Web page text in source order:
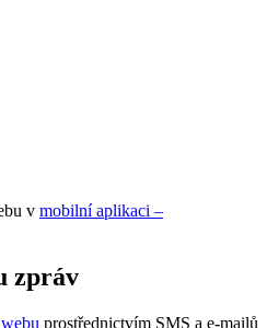
v mobilní aplikaci –
zpráv
prostřednictvím SMS a e-mailů